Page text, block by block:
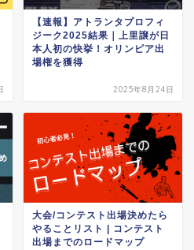
【速報】アトランタプロフィ
ジーク2025結果｜上里譲が日
本人初の快挙！オリンピア出
場権を獲得
2025年8月24日
大会/コンテスト出場決めたら
やることリスト | コンテスト
出場までのロードマップ